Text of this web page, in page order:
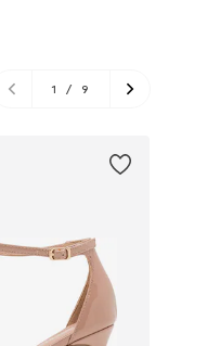
1 / 9